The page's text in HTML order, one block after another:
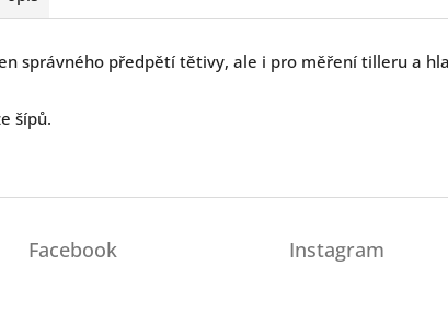
správného předpětí tětivy, ale i pro měření tilleru a
šípů.
Facebook Instagram